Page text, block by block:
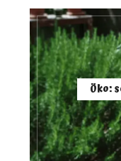
Öko: